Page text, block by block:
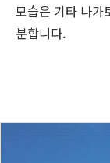
모습은 기타 나가
분합니다.